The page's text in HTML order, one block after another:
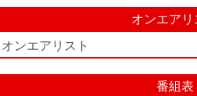
オンエアリ
オンエアリスト
番組表